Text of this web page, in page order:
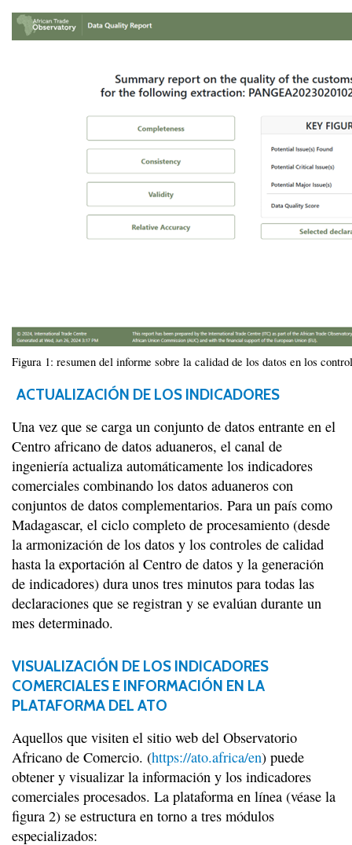
Figura 1: resumen del informe sobre la calidad de los datos en los
ACTUALIZACIÓN DE LOS INDICADORES
Una vez que se carga un conjunto de datos entrante en el
Centro africano de datos aduaneros, el canal de
ingeniería actualiza automáticamente los indicadores
comerciales combinando los datos aduaneros con
conjuntos de datos complementarios. Para un país como
Madagascar, el ciclo completo de procesamiento (desde
la armonización de los datos y los controles de calidad
hasta la exportación al Centro de datos y la generación
de indicadores) dura unos tres minutos para todas las
declaraciones que se registran y se evalúan durante un
mes determinado.
VISUALIZACIÓN DE LOS INDICADORES
COMERCIALES E INFORMACIÓN EN LA
PLATAFORMA DEL ATO
Aquellos que visiten el sitio web del Observatorio
Africano de Comercio. (https://ato.africa/en) puede
obtener y visualizar la información y los indicadores
comerciales procesados. La plataforma en línea (véase la
figura 2) se estructura en torno a tres módulos
especializados: